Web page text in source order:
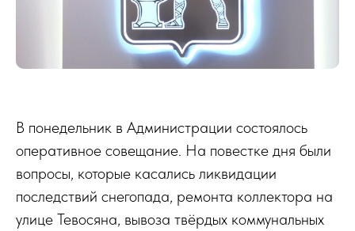
В понедельник в Администрации состоялось
оперативное совещание. На повестке дня были
вопросы, которые касались ликвидации
последствий снегопада, ремонта коллектора на
улице Тевосяна, вывоза твёрдых коммунальных